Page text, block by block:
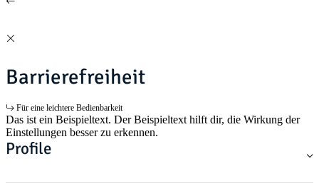
Barrierefreiheit
Für eine leichtere Bedienbarkeit
Das ist ein Beispieltext. Der Beispieltext hilft dir, die Wirkung der
Einstellungen besser zu erkennen.
Profile